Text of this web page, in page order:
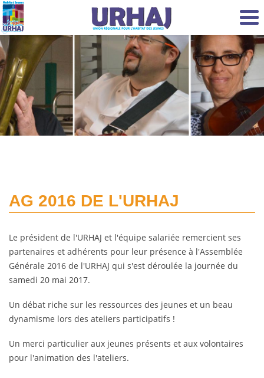
Aller au contenu principal
AG 2016 DE L'URHAJ
Le président de l'URHAJ et l'équipe salariée remercient ses
partenaires et adhérents pour leur présence à l'Assemblée
Générale 2016 de l'URHAJ qui s'est déroulée la journée du
samedi 20 mai 2017.
Un débat riche sur les ressources des jeunes et un beau
dynamisme lors des ateliers participatifs !
Un merci particulier aux jeunes présents et aux volontaires
pour l'animation des l'ateliers.